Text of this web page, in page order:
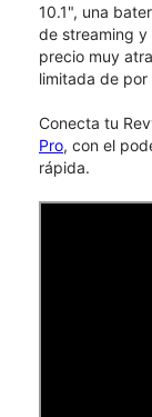
10.1", una
de streaming y
precio muy
limitada de
Conecta tu
Pro, con el
rápida.